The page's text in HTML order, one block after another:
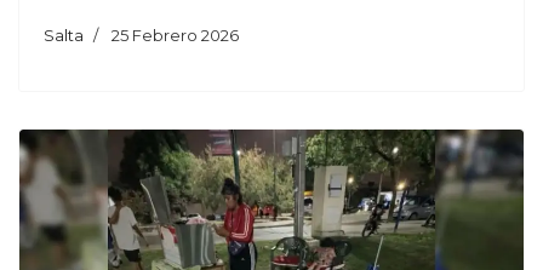
Salta 25 Febrero 2026